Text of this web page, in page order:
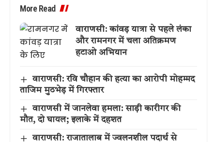
More Read
वाराणसी: कांवड़ यात्रा से पहले लंका
और रामनगर में चला अतिक्रमण
हटाओ अभियान
वाराणसी: रवि चौहान की हत्या का आरोपी मोहम्मद
ताजिम मुठभेड़ में गिरफ्तार
वाराणसी में जानलेवा हमला: साड़ी कारीगर की
मौत, दो घायल; इलाके में दहशत
वाराणसी: राजातालाब में ज्वलनशील पदार्थ से